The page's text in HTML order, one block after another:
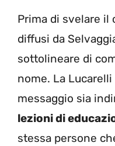
Prima di svelare il
diffusi da
sottolineare di
nome. La
messaggio sia
lezioni di
stessa persone